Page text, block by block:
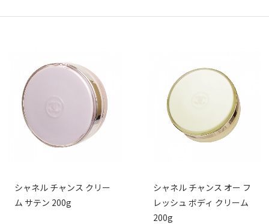
シャネル チャンス クリー
ム サテン 200g
シャネル チャンス オー フ
レッシュ ボディ クリーム
200g